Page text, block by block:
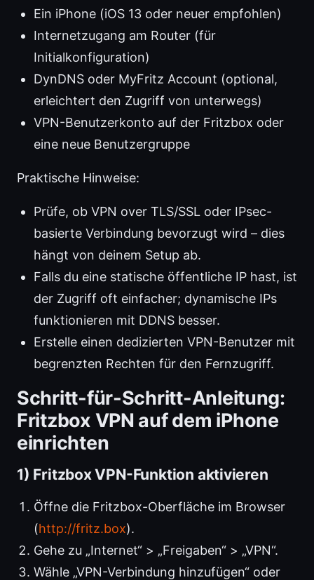
Ein iPhone (iOS 13 oder neuer empfohlen)
Internetzugang am Router (für
Initialkonfiguration)
DynDNS oder MyFritz Account (optional,
erleichtert den Zugriff von unterwegs)
VPN-Benutzerkonto auf der Fritzbox oder
eine neue Benutzergruppe
Praktische Hinweise:
Prüfe, ob VPN over TLS/SSL oder IPsec-
basierte Verbindung bevorzugt wird – dies
hängt von deinem Setup ab.
Falls du eine statische öffentliche IP hast, ist
der Zugriff oft einfacher; dynamische IPs
funktionieren mit DDNS besser.
Erstelle einen dedizierten VPN-Benutzer mit
begrenzten Rechten für den Fernzugriff.
Schritt-für-Schritt-Anleitung:
Fritzbox VPN auf dem iPhone
einrichten
1) Fritzbox VPN-Funktion aktivieren
Öffne die Fritzbox-Oberfläche im Browser
(http://fritz.box).
Gehe zu „Internet“ > „Freigaben“ > „VPN“.
Wähle „VPN-Verbindung hinzufügen“ oder